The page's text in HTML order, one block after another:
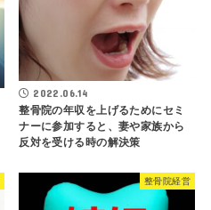
2022.06.14
整骨院の年収を上げるためにセミ
ナーに参加すると、妻や家族から
反対を受ける時の解決策
整骨院経営